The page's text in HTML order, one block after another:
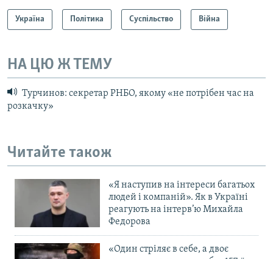
Україна Політика Суспільство Війна
НА ЦЮ Ж ТЕМУ
Турчинов: секретар РНБО, якому «не потрібен час на
розкачку»
Читайте також
«Я наступив на інтереси багатьох
людей і компаній». Як в Україні
реагують на інтерв’ю Михайла
Федорова
«Один стріляє в себе, а двоє